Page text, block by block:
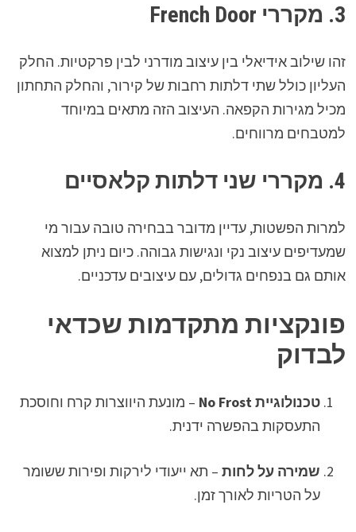
3. מקררי French Door
זהו שילוב אידיאלי בין עיצוב מודרני לבין פרקטיות. החלק
העליון כולל שתי דלתות רחבות של קירור, והחלק התחתון
מכיל מגירות הקפאה. העיצוב הזה מתאים במיוחד
למטבחים מרווחים.
4. מקררי שני דלתות קלאסיים
למרות הפשטות, עדיין מדובר בבחירה טובה עבור מי
שמעדיפים עיצוב נקי ונגישות גבוהה. כיום ניתן למצוא
אותם גם בנפחים גדולים, עם עיצובים עדכניים.
פונקציות מתקדמות שכדאי
לבדוק
טכנולוגיית No Frost
– מונעת היווצרות קרח וחוסכת
התעסקות בהפשרה ידנית.
שמירה על לחות– תא ייעודי לירקות ופירות ששומר
על הטריות לאורך זמן.